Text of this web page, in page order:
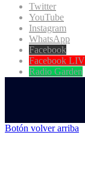
Twitter
YouTube
Instagram
WhatsApp
Facebook
Facebook
Radio Garden
Botón volver arriba